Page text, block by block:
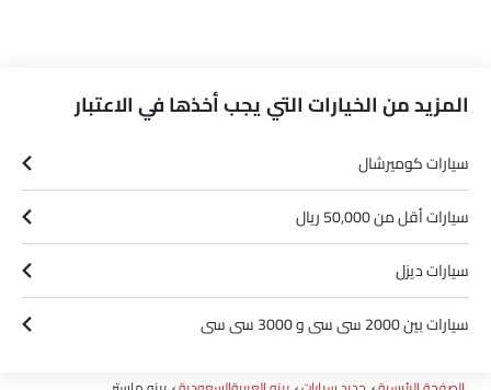
المزيد من الخيارات التي يجب أخذها في الاعتبار
سيارات كوميرشال
سيارات أقل من 50,000 ريال
سيارات ديزل
سيارات بين 2000 سى سى و 3000 سى سى